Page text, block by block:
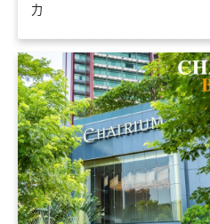
力